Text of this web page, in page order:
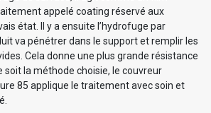
appelé coating réservé aux
état. Il y a ensuite l’hydrofuge par
va pénétrer dans le support et remplir les
Cela donne une plus grande résistance
soit la méthode choisie, le couvreur
85 applique le traitement avec soin et